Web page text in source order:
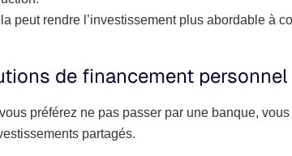
peut rendre l’investissement plus abordable à
de financement personnel
préférez ne pas passer par une banque,
partagés.